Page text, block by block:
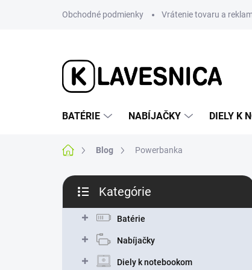
Obchodné podmienky Vrátenie tovaru a
BATÉRIE NABÍJAČKY DIELY K
DomovBlog Powerbanka
B
č
kategórie
Kategórie
Batérie
Nabíjačky
Diely k notebookom